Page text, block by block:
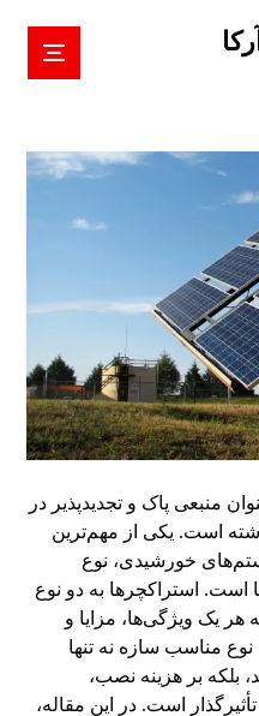
منبعی پاک و تجدیدپذیر در
است. یکی از مهم‌ترین
خورشیدی، نوع
است. استراکچرها به دو نوع
یک ویژگی‌ها، مزایا و
مناسب سازه نه تنها
بلکه بر هزینه نصب،
است. در این مقاله،